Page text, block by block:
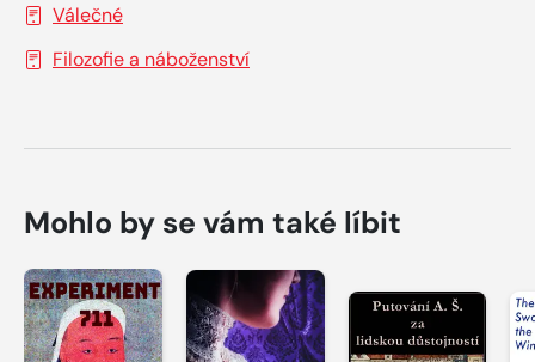
Válečné
Filozofie a náboženství
Mohlo by se vám také líbit